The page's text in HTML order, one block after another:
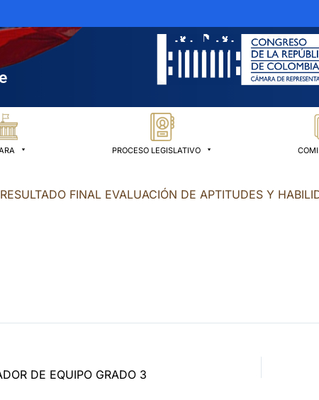
PROCESO LEGISLATIVO
RESULTADO FINAL EVALUACIÓN DE APTITUDES Y
DE EQUIPO GRADO 3